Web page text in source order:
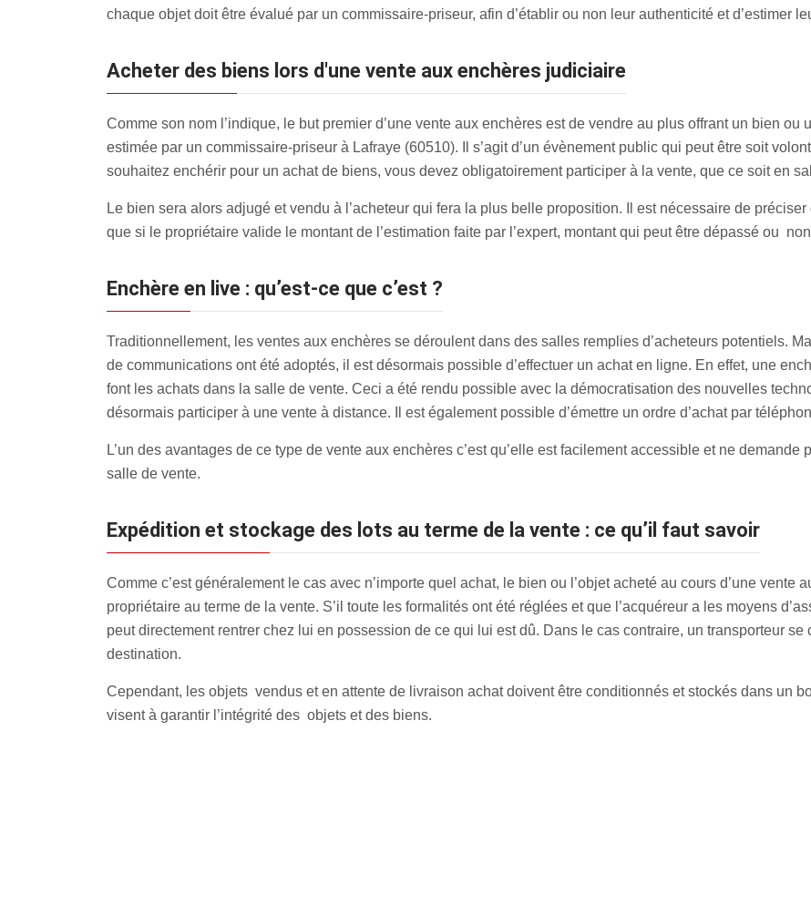
chaque objet doit être évalué par un commissaire-priseur, afin d’établir ou non leur authenticité et d’estimer
Acheter des biens lors d'une vente aux enchères judiciaire
Comme son nom l’indique, le but premier d’une vente aux enchères est de vendre au plus offrant un bien
estimée par un commissaire-priseur à Lafraye (60510). Il s’agit d’un évènement public qui peut être soit
souhaitez enchérir pour un achat de biens, vous devez obligatoirement participer à la vente, que ce soit en
Le bien sera alors adjugé et vendu à l’acheteur qui fera la plus belle proposition. Il est nécessaire de
que si le propriétaire valide le montant de l’estimation faite par l’expert, montant qui peut être dépassé ou
Enchère en live : qu’est-ce que c’est ?
Traditionnellement, les ventes aux enchères se déroulent dans des salles remplies d’acheteurs potentiels.
de communications ont été adoptés, il est désormais possible d’effectuer un achat en ligne. En effet, une
font les achats dans la salle de vente. Ceci a été rendu possible avec la démocratisation des nouvelles
désormais participer à une vente à distance. Il est également possible d’émettre un ordre d’achat par
L’un des avantages de ce type de vente aux enchères c’est qu’elle est facilement accessible et ne
salle de vente.
Expédition et stockage des lots au terme de la vente : ce qu’il faut savoir
Comme c’est généralement le cas avec n’importe quel achat, le bien ou l’objet acheté au cours d’une vente
propriétaire au terme de la vente. S’il toute les formalités ont été réglées et que l’acquéreur a les moyens
peut directement rentrer chez lui en possession de ce qui lui est dû. Dans le cas contraire, un transporteur
destination.
Cependant, les objets vendus et en attente de livraison achat doivent être conditionnés et stockés dans un
visent à garantir l’intégrité des objets et des biens.